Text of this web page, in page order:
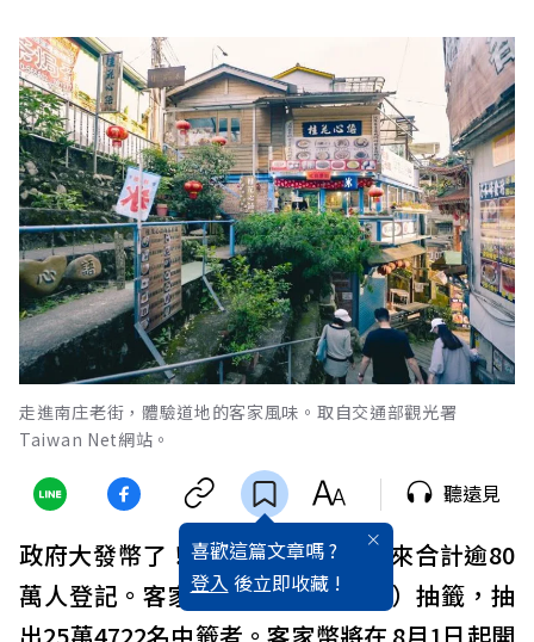
走進南庄老街，體驗道地的客家風味。取自交通部觀光署
Taiwan Net網站。
喜歡這篇文章嗎 ?
登入 後立即收藏 !
聽遠見
政府大發幣了！客家幣開放申請以來合計逾80
萬人登記。客家委員會於今（7/30）抽籤，抽